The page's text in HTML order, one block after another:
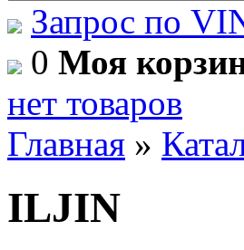
Запрос по
0 Моя
нет товаров
Главная »
ILJIN